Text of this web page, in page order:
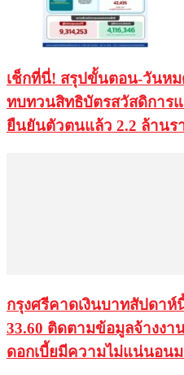
เช็กที่นี่! สรุปขั้นตอน-วันห
ทบทวนสิทธิบัตรสวัสดิการ
ยืนยันตัวตนแล้ว 2.2 ล้านร
กรุงศรีคาดเงินบาทสัปดาห์
33.60 ติดตามข้อมูลจ้างง
ดอกเบี้ยมีความไม่แน่นอน